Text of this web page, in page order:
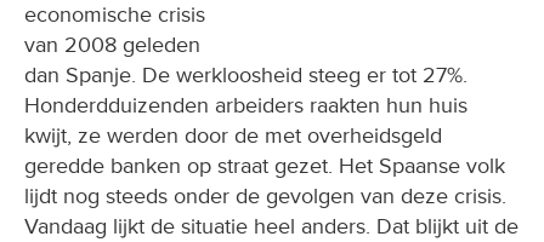
economische crisis
van 2008 geleden
dan Spanje. De werkloosheid steeg er tot 27%.
Honderdduizenden arbeiders raakten hun huis
kwijt, ze werden door de met overheidsgeld
geredde banken op straat gezet. Het Spaanse volk
lijdt nog steeds onder de gevolgen van deze crisis.
Vandaag lijkt de situatie heel anders. Dat blijkt uit de